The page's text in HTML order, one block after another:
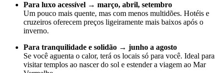
Para luxo acessível → março, abril, setembro
Um pouco mais quente, mas com menos multidões. Hotéis e
cruzeiros oferecem preços ligeiramente mais baixos após o
inverno.
Para tranquilidade e solidão → junho a agosto
Se você aguenta o calor, terá os locais só para você. Ideal para
visitar templos ao nascer do sol e estender a viagem ao Mar